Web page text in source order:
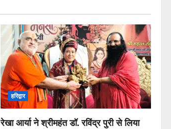
हरिद्वार
रेखा आर्या ने श्रीमहंत डॉ. रविंद्र पुरी से लिया